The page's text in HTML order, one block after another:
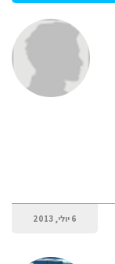
6 יולי, 2013